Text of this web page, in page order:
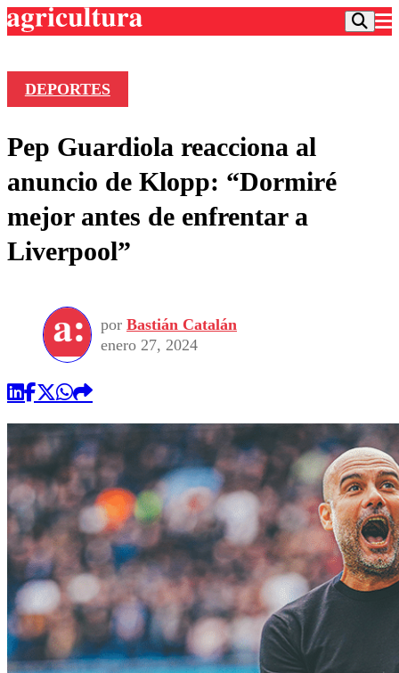
Frecuencias
Agricultura TV
Deportes
Colo Colo
Motor
Torneo Internacional
Torneo Nacional
Entretención
Noticias
Internacional
Nacional
Vida Social
Programas
Comercial
DEPORTES
Pep Guardiola reacciona al
anuncio de Klopp: “Dormiré
mejor antes de enfrentar a
Liverpool”
por Bastián Catalán
enero 27, 2024